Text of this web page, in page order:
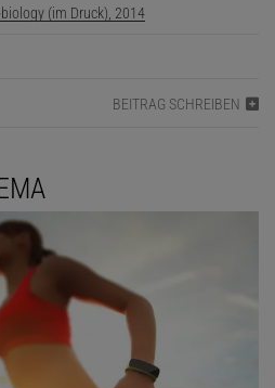
(im Druck), 2014
BEITRAG SCHREIBEN